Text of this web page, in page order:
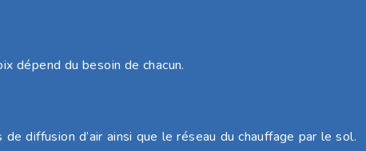
dépend du besoin de chacun.
diffusion d’air ainsi que le réseau du chauffage par le sol.